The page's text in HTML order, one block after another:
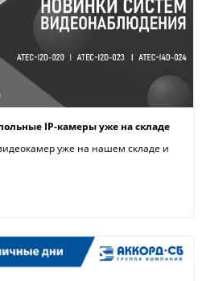
IP-камеры уже на складе
уже на нашем складе и